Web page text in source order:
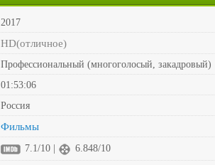
2017
HD(отличное)
Профессиональный (многоголосый, закадровый)
01:53:06
Россия
Фильмы
7.1/10 | 6.848/10